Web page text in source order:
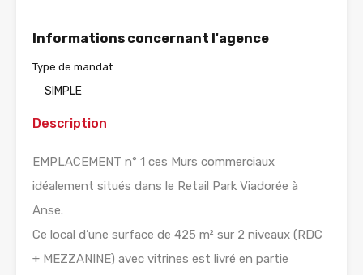
Informations concernant l'agence
Type de mandat
SIMPLE
Description
EMPLACEMENT n° 1 ces Murs commerciaux
idéalement situés dans le Retail Park Viadorée à
Anse.
Ce local d’une surface de 425 m² sur 2 niveaux (RDC
+ MEZZANINE) avec vitrines est livré en partie